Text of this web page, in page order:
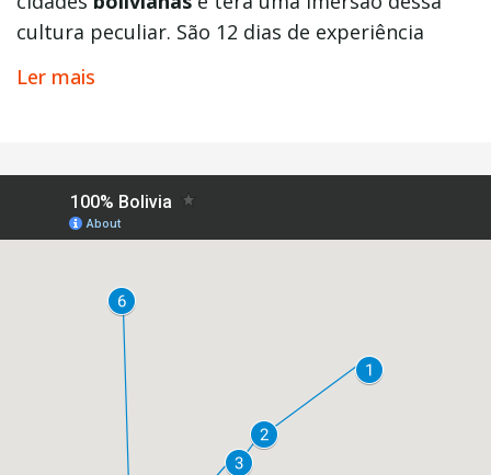
cultura peculiar. São 12 dias de experiência
Andes Bolivianos,
em Santa Cruz de la Sierra,
Ler mais